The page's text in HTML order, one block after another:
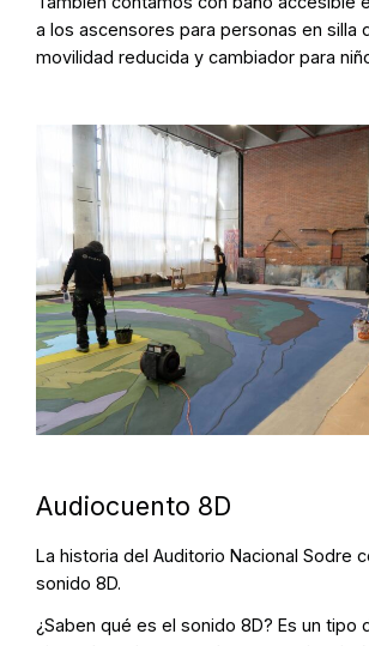
a los ascensores para personas en silla
movilidad reducida y cambiador para
Audiocuento 8D
La historia del Auditorio Nacional Sodre
sonido 8D.
¿Saben qué es el sonido 8D? Es un tipo